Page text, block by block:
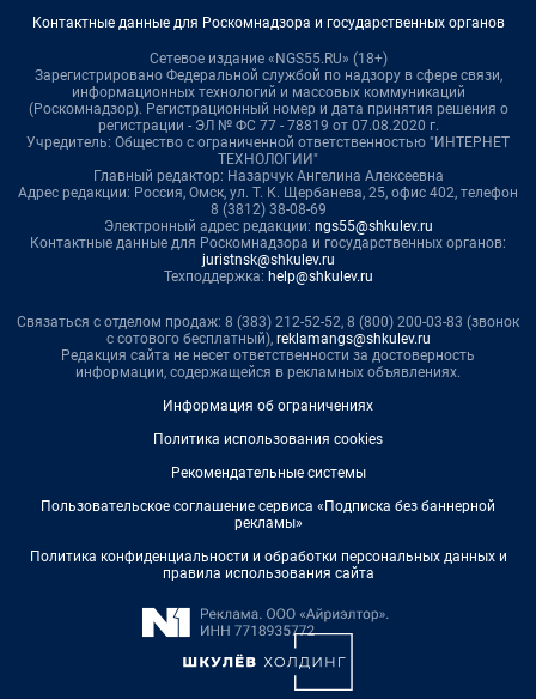
Контактные данные для Роскомнадзора и государственных органов
Сетевое издание «NGS55.RU» (18+)
Зарегистрировано Федеральной службой по надзору в сфере связи,
информационных технологий и массовых коммуникаций
(Роскомнадзор). Регистрационный номер и дата принятия решения о
регистрации - ЭЛ № ФС 77 - 78819 от 07.08.2020 г.
Учредитель: Общество с ограниченной ответственностью "ИНТЕРНЕТ
ТЕХНОЛОГИИ"
Главный редактор: Назарчук Ангелина Алексеевна
Адрес редакции: Россия, Омск, ул. Т. К. Щербанева, 25, офис 402, телефон
8 (3812) 38-08-69
Электронный адрес редакции: ngs55@shkulev.ru
Контактные данные для Роскомнадзора и государственных органов:
juristnsk@shkulev.ru
Техподдержка: help@shkulev.ru
Связаться с отделом продаж: 8 (383) 212-52-52, 8 (800) 200-03-83 (звонок
с сотового бесплатный), reklamangs@shkulev.ru
Редакция сайта не несет ответственности за достоверность
информации, содержащейся в рекламных объявлениях.
Информация об ограничениях
Политика использования cookies
Рекомендательные системы
Пользовательское соглашение сервиса «Подписка без баннерной
рекламы»
Политика конфиденциальности и обработки персональных данных и
правила использования сайта